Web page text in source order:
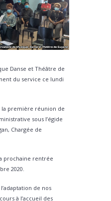
Danse et Théâtre de
du service ce lundi
la première réunion de
sous l’égide
Chargée de
prochaine rentrée
2020.
de nos
à l’accueil des